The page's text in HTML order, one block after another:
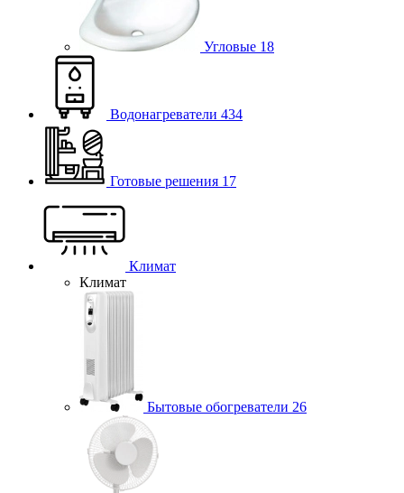
Угловые 18
Водонагреватели 434
Готовые решения 17
Климат
Климат
Бытовые обогреватели 26